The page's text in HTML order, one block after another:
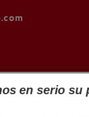
en serio su